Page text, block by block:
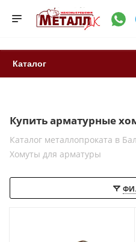
Каталог
Купить арматурные
Каталог металлопроката в
Хомуты для арматуры